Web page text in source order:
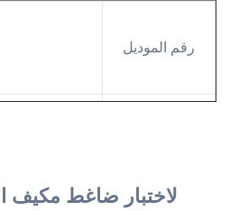
رقم الموديل
لاختبار ضاغط مكيف